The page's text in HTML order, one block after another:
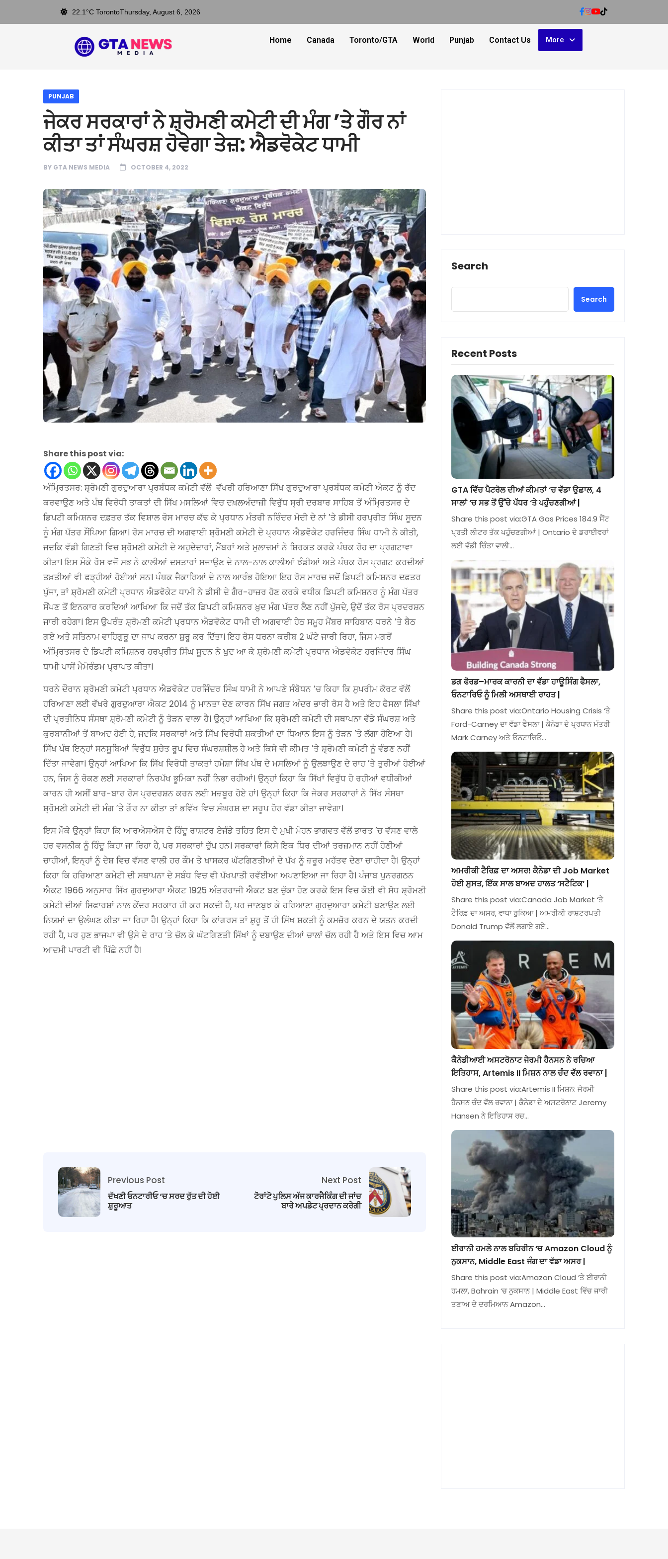
22.1°C TorontoThursday, August 6, 2026
Home Canada Toronto/GTA World Punjab Contact Us More
PUNJAB
ਜੇਕਰ ਸਰਕਾਰਾਂ ਨੇ ਸ਼੍ਰੋਮਣੀ ਕਮੇਟੀ ਦੀ ਮੰਗ ’ਤੇ ਗੌਰ ਨਾਂ
ਕੀਤਾ ਤਾਂ ਸੰਘਰਸ਼ ਹੋਵੇਗਾ ਤੇਜ਼: ਐਡਵੋਕੇਟ ਧਾਮੀ
BY GTA NEWS MEDIA OCTOBER 4, 2022
Share this post via:
ਅੰਮ੍ਰਿਤਸਰ: ਸ਼੍ਰੋਮਣੀ ਗੁਰਦੁਆਰਾ ਪ੍ਰਬੰਧਕ ਕਮੇਟੀ ਵੱਲੋਂ ਵੱਖਰੀ ਹਰਿਆਣਾ ਸਿੱਖ ਗੁਰਦੁਆਰਾ ਪ੍ਰਬੰਧਕ ਕਮੇਟੀ ਐਕਟ ਨੂੰ ਰੱਦ
ਕਰਵਾਉਣ ਅਤੇ ਪੰਥ ਵਿਰੋਧੀ ਤਾਕਤਾਂ ਦੀ ਸਿੱਖ ਮਸਲਿਆਂ ਵਿਚ ਦਖ਼ਲਅੰਦਾਜ਼ੀ ਵਿਰੁੱਧ ਸ੍ਰੀ ਦਰਬਾਰ ਸਾਹਿਬ ਤੋਂ ਅੰਮ੍ਰਿਤਸਰ ਦੇ
ਡਿਪਟੀ ਕਮਿਸ਼ਨਰ ਦਫ਼ਤਰ ਤੱਕ ਵਿਸ਼ਾਲ ਰੋਸ ਮਾਰਚ ਕੱਢ ਕੇ ਪ੍ਰਧਾਨ ਮੰਤਰੀ ਨਰਿੰਦਰ ਮੋਦੀ ਦੇ ਨਾਂ ’ਤੇ ਡੀਸੀ ਹਰਪ੍ਰੀਤ ਸਿੰਘ ਸੂਦਨ
ਨੂੰ ਮੰਗ ਪੱਤਰ ਸੌਂਪਿਆ ਗਿਆ। ਰੋਸ ਮਾਰਚ ਦੀ ਅਗਵਾਈ ਸ਼੍ਰੋਮਣੀ ਕਮੇਟੀ ਦੇ ਪ੍ਰਧਾਨ ਐਡਵੋਕੇਟ ਹਰਜਿੰਦਰ ਸਿੰਘ ਧਾਮੀ ਨੇ ਕੀਤੀ,
ਜਦਕਿ ਵੱਡੀ ਗਿਣਤੀ ਵਿਚ ਸ਼੍ਰੋਮਣੀ ਕਮੇਟੀ ਦੇ ਅਹੁਦੇਦਾਰਾਂ, ਮੈਂਬਰਾਂ ਅਤੇ ਮੁਲਾਜ਼ਮਾਂ ਨੇ ਸ਼ਿਰਕਤ ਕਰਕੇ ਪੰਥਕ ਰੋਹ ਦਾ ਪ੍ਰਗਟਾਵਾ
ਕੀਤਾ। ਇਸ ਮੌਕੇ ਰੋਸ ਵਜੋਂ ਸਭ ਨੇ ਕਾਲੀਆਂ ਦਸਤਾਰਾਂ ਸਜਾਉਣ ਦੇ ਨਾਲ-ਨਾਲ ਕਾਲੀਆਂ ਝੰਡੀਆਂ ਅਤੇ ਪੰਥਕ ਰੋਸ ਪ੍ਰਗਟ ਕਰਦੀਆਂ
ਤਖ਼ਤੀਆਂ ਵੀ ਫੜ੍ਹੀਆਂ ਹੋਈਆਂ ਸਨ। ਪੰਥਕ ਜੈਕਾਰਿਆਂ ਦੇ ਨਾਲ ਆਰੰਭ ਹੋਇਆ ਇਹ ਰੋਸ ਮਾਰਚ ਜਦੋਂ ਡਿਪਟੀ ਕਮਿਸ਼ਨਰ ਦਫ਼ਤਰ
ਪੁੱਜਾ, ਤਾਂ ਸ਼੍ਰੋਮਣੀ ਕਮੇਟੀ ਪ੍ਰਧਾਨ ਐਡਵੋਕੇਟ ਧਾਮੀ ਨੇ ਡੀਸੀ ਦੇ ਗੈਰ-ਹਾਜ਼ਰ ਹੋਣ ਕਰਕੇ ਵਧੀਕ ਡਿਪਟੀ ਕਮਿਸ਼ਨਰ ਨੂੰ ਮੰਗ ਪੱਤਰ
ਸੌਂਪਣ ਤੋਂ ਇਨਕਾਰ ਕਰਦਿਆਂ ਆਖਿਆ ਕਿ ਜਦੋਂ ਤੱਕ ਡਿਪਟੀ ਕਮਿਸ਼ਨਰ ਖ਼ੁਦ ਮੰਗ ਪੱਤਰ ਲੈਣ ਨਹੀਂ ਪੁੱਜਦੇ, ਉਦੋਂ ਤੱਕ ਰੋਸ ਪ੍ਰਦਰਸ਼ਨ
ਜਾਰੀ ਰਹੇਗਾ। ਇਸ ਉਪਰੰਤ ਸ਼੍ਰੋਮਣੀ ਕਮੇਟੀ ਪ੍ਰਧਾਨ ਐਡਵੋਕੇਟ ਧਾਮੀ ਦੀ ਅਗਵਾਈ ਹੇਠ ਸਮੂਹ ਮੈਂਬਰ ਸਾਹਿਬਾਨ ਧਰਨੇ ’ਤੇ ਬੈਠ
ਗਏ ਅਤੇ ਸਤਿਨਾਮ ਵਾਹਿਗੁਰੂ ਦਾ ਜਾਪ ਕਰਨਾ ਸ਼ੁਰੂ ਕਰ ਦਿੱਤਾ। ਇਹ ਰੋਸ ਧਰਨਾ ਕਰੀਬ 2 ਘੰਟੇ ਜਾਰੀ ਰਿਹਾ, ਜਿਸ ਮਗਰੋਂ
ਅੰਮ੍ਰਿਤਸਰ ਦੇ ਡਿਪਟੀ ਕਮਿਸ਼ਨਰ ਹਰਪ੍ਰੀਤ ਸਿੰਘ ਸੂਦਨ ਨੇ ਖੁਦ ਆ ਕੇ ਸ਼੍ਰੋਮਣੀ ਕਮੇਟੀ ਪ੍ਰਧਾਨ ਐਡਵੋਕੇਟ ਹਰਜਿੰਦਰ ਸਿੰਘ
ਧਾਮੀ ਪਾਸੋਂ ਮੈਮੋਰੰਡਮ ਪ੍ਰਾਪਤ ਕੀਤਾ।
ਧਰਨੇ ਦੌਰਾਨ ਸ਼੍ਰੋਮਣੀ ਕਮੇਟੀ ਪ੍ਰਧਾਨ ਐਡਵੋਕੇਟ ਹਰਜਿੰਦਰ ਸਿੰਘ ਧਾਮੀ ਨੇ ਆਪਣੇ ਸੰਬੋਧਨ ’ਚ ਕਿਹਾ ਕਿ ਸੁਪਰੀਮ ਕੋਰਟ ਵੱਲੋਂ
ਹਰਿਆਣਾ ਲਈ ਵੱਖਰੇ ਗੁਰਦੁਆਰਾ ਐਕਟ 2014 ਨੂੰ ਮਾਨਤਾ ਦੇਣ ਕਾਰਨ ਸਿੱਖ ਜਗਤ ਅੰਦਰ ਭਾਰੀ ਰੋਸ ਹੈ ਅਤੇ ਇਹ ਫੈਸਲਾ ਸਿੱਖਾਂ
ਦੀ ਪ੍ਰਤੀਨਿਧ ਸੰਸਥਾ ਸ਼੍ਰੋਮਣੀ ਕਮੇਟੀ ਨੂੰ ਤੋੜਨ ਵਾਲਾ ਹੈ। ਉਨ੍ਹਾਂ ਆਖਿਆ ਕਿ ਸ਼੍ਰੋਮਣੀ ਕਮੇਟੀ ਦੀ ਸਥਾਪਨਾ ਵੱਡੇ ਸੰਘਰਸ਼ ਅਤੇ
ਕੁਰਬਾਨੀਆਂ ਤੋਂ ਬਾਅਦ ਹੋਈ ਹੈ, ਜਦਕਿ ਸਰਕਾਰਾਂ ਅਤੇ ਸਿੱਖ ਵਿਰੋਧੀ ਸ਼ਕਤੀਆਂ ਦਾ ਧਿਆਨ ਇਸ ਨੂੰ ਤੋੜਨ ’ਤੇ ਲੱਗਾ ਹੋਇਆ ਹੈ।
ਸਿੱਖ ਪੰਥ ਇਨ੍ਹਾਂ ਸਨਸੂਬਿਆਂ ਵਿਰੁੱਧ ਸੁਚੇਤ ਰੂਪ ਵਿਚ ਸੰਘਰਸ਼ਸ਼ੀਲ ਹੈ ਅਤੇ ਕਿਸੇ ਵੀ ਕੀਮਤ ’ਤੇ ਸ਼੍ਰੋਮਣੀ ਕਮੇਟੀ ਨੂੰ ਵੰਡਣ ਨਹੀਂ
ਦਿੱਤਾ ਜਾਵੇਗਾ। ਉਨ੍ਹਾਂ ਆਖਿਆ ਕਿ ਸਿੱਖ ਵਿਰੋਧੀ ਤਾਕਤਾਂ ਹਮੇਸ਼ਾ ਸਿੱਖ ਪੰਥ ਦੇ ਮਸਲਿਆਂ ਨੂੰ ਉਲਝਾਉਣ ਦੇ ਰਾਹ ’ਤੇ ਤੁਰੀਆਂ ਹੋਈਆਂ
ਹਨ, ਜਿਸ ਨੂੰ ਰੋਕਣ ਲਈ ਸਰਕਾਰਾਂ ਨਿਰਪੱਖ ਭੂਮਿਕਾ ਨਹੀਂ ਨਿਭਾ ਰਹੀਆਂ। ਉਨ੍ਹਾਂ ਕਿਹਾ ਕਿ ਸਿੱਖਾਂ ਵਿਰੁੱਧ ਹੋ ਰਹੀਆਂ ਵਧੀਕੀਆਂ
ਕਾਰਨ ਹੀ ਅਸੀਂ ਬਾਰ-ਬਾਰ ਰੋਸ ਪ੍ਰਦਰਸ਼ਨ ਕਰਨ ਲਈ ਮਜ਼ਬੂਰ ਹੋਏ ਹਾਂ। ਉਨ੍ਹਾਂ ਕਿਹਾ ਕਿ ਜੇਕਰ ਸਰਕਾਰਾਂ ਨੇ ਸਿੱਖ ਸੰਸਥਾ
ਸ਼੍ਰੋਮਣੀ ਕਮੇਟੀ ਦੀ ਮੰਗ ’ਤੇ ਗੌਰ ਨਾ ਕੀਤਾ ਤਾਂ ਭਵਿੱਖ ਵਿਚ ਸੰਘਰਸ਼ ਦਾ ਸਰੂਪ ਹੋਰ ਵੱਡਾ ਕੀਤਾ ਜਾਵੇਗਾ।
ਇਸ ਮੌਕੇ ਉਨ੍ਹਾਂ ਕਿਹਾ ਕਿ ਆਰਐਸਐਸ ਦੇ ਹਿੰਦੂ ਰਾਸ਼ਟਰ ਏਜੰਡੇ ਤਹਿਤ ਇਸ ਦੇ ਮੁਖੀ ਮੋਹਨ ਭਾਗਵਤ ਵੱਲੋਂ ਭਾਰਤ ’ਚ ਵੱਸਣ ਵਾਲੇ
ਹਰ ਵਸਨੀਕ ਨੂੰ ਹਿੰਦੂ ਕਿਹਾ ਜਾ ਰਿਹਾ ਹੈ, ਪਰ ਸਰਕਾਰਾਂ ਚੁੱਪ ਹਨ। ਸਰਕਾਰਾਂ ਕਿਸੇ ਇਕ ਧਿਰ ਦੀਆਂ ਤਰਜ਼ਮਾਨ ਨਹੀਂ ਹੋਣੀਆਂ
ਚਾਹੀਆਂ, ਇਨ੍ਹਾਂ ਨੂੰ ਦੇਸ਼ ਵਿਚ ਵੱਸਣ ਵਾਲੀ ਹਰ ਕੌਮ ਤੇ ਖਾਸਕਰ ਘੱਟਗਿਣਤੀਆਂ ਦੇ ਪੱਖ ਨੂੰ ਜ਼ਰੂਰ ਮਹੱਤਵ ਦੇਣਾ ਚਾਹੀਦਾ ਹੈ। ਉਨ੍ਹਾਂ
ਕਿਹਾ ਕਿ ਹਰਿਆਣਾ ਕਮੇਟੀ ਦੀ ਸਥਾਪਨਾ ਦੇ ਸਬੰਧ ਵਿਚ ਵੀ ਪੱਖਪਾਤੀ ਰਵੱਈਆ ਅਪਣਾਇਆ ਜਾ ਰਿਹਾ ਹੈ। ਪੰਜਾਬ ਪੁਨਰਗਠਨ
ਐਕਟ 1966 ਅਨੁਸਾਰ ਸਿੱਖ ਗੁਰਦੁਆਰਾ ਐਕਟ 1925 ਅੰਤਰਰਾਜੀ ਐਕਟ ਬਣ ਚੁੱਕਾ ਹੋਣ ਕਰਕੇ ਇਸ ਵਿਚ ਕੋਈ ਵੀ ਸੋਧ ਸ਼੍ਰੋਮਣੀ
ਕਮੇਟੀ ਦੀਆਂ ਸਿਫਾਰਸ਼ਾਂ ਨਾਲ ਕੇਂਦਰ ਸਰਕਾਰ ਹੀ ਕਰ ਸਕਦੀ ਹੈ, ਪਰ ਜਾਣਬੁਝ ਕੇ ਹਰਿਆਣਾ ਗੁਰਦੁਆਰਾ ਕਮੇਟੀ ਬਣਾਉਣ ਲਈ
ਨਿਯਮਾਂ ਦਾ ਉਲੰਘਣ ਕੀਤਾ ਜਾ ਰਿਹਾ ਹੈ। ਉਨ੍ਹਾਂ ਕਿਹਾ ਕਿ ਕਾਂਗਰਸ ਤਾਂ ਸ਼ੁਰੂ ਤੋਂ ਹੀ ਸਿੱਖ ਸ਼ਕਤੀ ਨੂੰ ਕਮਜ਼ੋਰ ਕਰਨ ਦੇ ਯਤਨ ਕਰਦੀ
ਰਹੀ ਹੈ, ਪਰ ਹੁਣ ਭਾਜਪਾ ਵੀ ਉਸੇ ਦੇ ਰਾਹ ’ਤੇ ਚੱਲ ਕੇ ਘੱਟਗਿਣਤੀ ਸਿੱਖਾਂ ਨੂੰ ਦਬਾਉਣ ਦੀਆਂ ਚਾਲਾਂ ਚੱਲ ਰਹੀ ਹੈ ਅਤੇ ਇਸ ਵਿਚ ਆਮ
ਆਦਮੀ ਪਾਰਟੀ ਵੀ ਪਿੱਛੇ ਨਹੀਂ ਹੈ।
Previous Post
ਦੱਖਣੀ ਓਨਟਾਰੀਓ ‘ਚ ਸਰਦ ਰੁੱਤ ਦੀ ਹੋਈ
ਸ਼ੁਰੂਆਤ
Next Post
ਟੋਰਾਂਟੋ ਪੁਲਿਸ ਅੱਜ ਕਾਰਜੈਕਿੰਗ ਦੀ ਜਾਂਚ
ਬਾਰੇ ਅਪਡੇਟ ਪ੍ਰਦਾਨ ਕਰੇਗੀ
Search
Search
Recent Posts
GTA ਵਿੱਚ ਪੈਟਰੋਲ ਦੀਆਂ ਕੀਮਤਾਂ ‘ਚ ਵੱਡਾ ਉਛਾਲ, 4
ਸਾਲਾਂ ‘ਚ ਸਭ ਤੋਂ ਉੱਚੇ ਪੱਧਰ ‘ਤੇ ਪਹੁੰਚਣਗੀਆਂ |
Share this post via:GTA Gas Prices 184.9 ਸੈਂਟ
ਪ੍ਰਤੀ ਲੀਟਰ ਤੱਕ ਪਹੁੰਚਣਗੀਆਂ | Ontario ਦੇ ਡਰਾਈਵਰਾਂ
ਲਈ ਵੱਡੀ ਚਿੰਤਾ ਵਾਲੀ…
ਡਗ ਫੋਰਡ–ਮਾਰਕ ਕਾਰਨੀ ਦਾ ਵੱਡਾ ਹਾਊਸਿੰਗ ਫੈਸਲਾ,
ਓਨਟਾਰਿਓ ਨੂੰ ਮਿਲੀ ਅਸਥਾਈ ਰਾਹਤ |
Share this post via:Ontario Housing Crisis ‘ਤੇ
Ford-Carney ਦਾ ਵੱਡਾ ਫੈਸਲਾ | ਕੈਨੇਡਾ ਦੇ ਪ੍ਰਧਾਨ ਮੰਤਰੀ
Mark Carney ਅਤੇ ਓਨਟਾਰਿਓ…
ਅਮਰੀਕੀ ਟੈਰਿਫ਼ ਦਾ ਅਸਰ! ਕੈਨੇਡਾ ਦੀ Job Market
ਹੋਈ ਸੁਸਤ, ਇੱਕ ਸਾਲ ਬਾਅਦ ਹਾਲਤ ‘ਸਟੈਟਿਕ’ |
Share this post via:Canada Job Market ‘ਤੇ
ਟੈਰਿਫ਼ ਦਾ ਅਸਰ, ਵਾਧਾ ਰੁਕਿਆ | ਅਮਰੀਕੀ ਰਾਸ਼ਟਰਪਤੀ
Donald Trump ਵੱਲੋਂ ਲਗਾਏ ਗਏ…
ਕੈਨੇਡੀਆਈ ਅਸਟਰੋਨਾਟ ਜੇਰਮੀ ਹੈਨਸਨ ਨੇ ਰਚਿਆ
ਇਤਿਹਾਸ, Artemis II ਮਿਸ਼ਨ ਨਾਲ ਚੰਦ ਵੱਲ ਰਵਾਨਾ |
Share this post via:Artemis II ਮਿਸ਼ਨ: ਜੇਰਮੀ
ਹੈਨਸਨ ਚੰਦ ਵੱਲ ਰਵਾਨਾ | ਕੈਨੇਡਾ ਦੇ ਅਸਟਰੋਨਾਟ Jeremy
Hansen ਨੇ ਇਤਿਹਾਸ ਰਚ…
ਈਰਾਨੀ ਹਮਲੇ ਨਾਲ ਬਹਿਰੀਨ ‘ਚ Amazon Cloud ਨੂੰ
ਨੁਕਸਾਨ, Middle East ਜੰਗ ਦਾ ਵੱਡਾ ਅਸਰ |
Share this post via:Amazon Cloud ‘ਤੇ ਈਰਾਨੀ
ਹਮਲਾ, Bahrain ‘ਚ ਨੁਕਸਾਨ | Middle East ਵਿੱਚ ਜਾਰੀ
ਤਣਾਅ ਦੇ ਦਰਮਿਆਨ Amazon…